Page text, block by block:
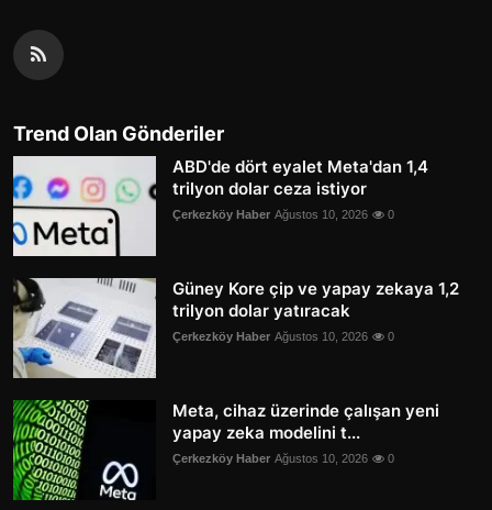
Trend Olan Gönderiler
ABD'de dört eyalet Meta'dan 1,4
trilyon dolar ceza istiyor
Çerkezköy Haber Ağustos 10, 2026 0
Güney Kore çip ve yapay zekaya 1,2
trilyon dolar yatıracak
Çerkezköy Haber Ağustos 10, 2026 0
Meta, cihaz üzerinde çalışan yeni
yapay zeka modelini t...
Çerkezköy Haber Ağustos 10, 2026 0